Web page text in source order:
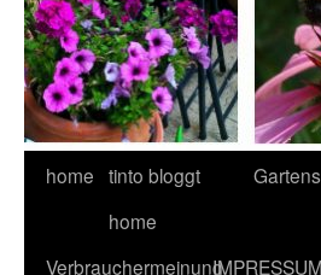
home tinto bloggt
home
VerbrauchermeinungIMPRESSUM